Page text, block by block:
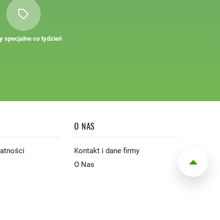
Suma:
specjalne co tydzień
O NAS
Kontakt i dane firmy
O Nas